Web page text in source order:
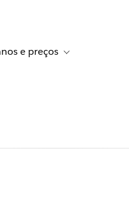
navigation for Recursos
e preços Toggle sub-